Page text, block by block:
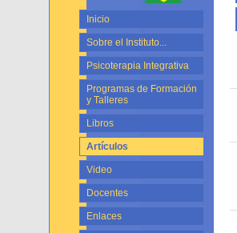
Inicio
Sobre el Instituto...
Psicoterapia Integrativa
Programas de Formación
y Talleres
Libros
Artículos
Video
Docentes
Enlaces